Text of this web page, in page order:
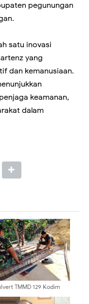
pegunungan
satu inovasi
yang
dan kemanusiaan.
keamanan,
dalam
TMMD 129 Kodim